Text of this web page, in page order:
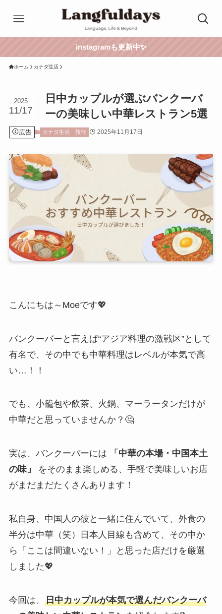
instagramも更新中✨
ホーム カナダ生活
日中カップルが選ぶバンクーバ
ーの美味しい中華レストラン5選
2025
11/17
広告 カナダ生活 旅行 2025年11月17日
こんにちは～Moeです💖
バンクーバーと言えば“アジア料理の激戦区”として
有名で、その中でも中華料理はレベルが本気で高
い…！！
でも、小籠包や飲茶、火鍋、マーラータンだけが
中華だと思っていませんか？🤔
実は、バンクーバーには
「中華の本場・中国本土
の味」
をそのまま楽しめる、手軽で美味しいお店
がまだまだたくさんあります！
私自身、中国人の彼と一緒に住んでいて、外食の
半分は中華（笑）日本人目線も含めて、その中か
ら「ここは間違いない！」と思った店だけを厳選
しました💖
今回は、 日中カップルが本気で選んだバンクーバ